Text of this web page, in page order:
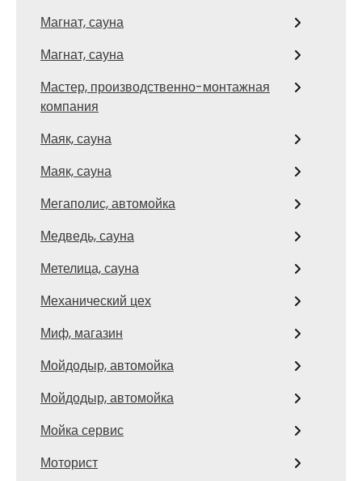
Магнат, сауна
Магнат, сауна
Мастер, производственно-монтажная
компания
Маяк, сауна
Маяк, сауна
Мегаполис, автомойка
Медведь, сауна
Метелица, сауна
Механический цех
Миф, магазин
Мойдодыр, автомойка
Мойдодыр, автомойка
Мойка сервис
Моторист